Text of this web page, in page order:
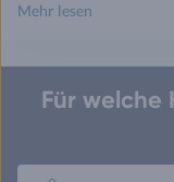
Mehr lesen
Für welche